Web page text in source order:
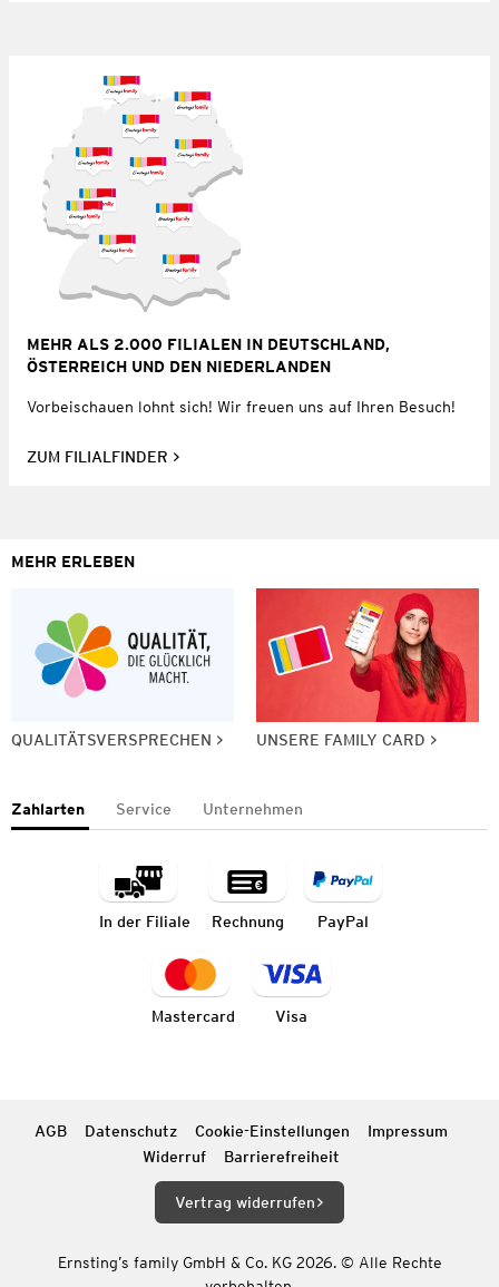
MEHR ALS 2.000 FILIALEN IN DEUTSCHLAND,
ÖSTERREICH UND DEN NIEDERLANDEN
Vorbeischauen lohnt sich! Wir freuen uns auf Ihren Besuch!
ZUM FILIALFINDER
MEHR ERLEBEN
QUALITÄTSVERSPRECHEN UNSERE FAMILY CARD
Zahlarten Service Unternehmen
In der Filiale Rechnung PayPal
Mastercard Visa
AGB Datenschutz Cookie-Einstellungen
Impressum
Widerruf
Barrierefreiheit
Vertrag widerrufen
Ernsting’s family GmbH & Co. KG 2026. © Alle Rechte